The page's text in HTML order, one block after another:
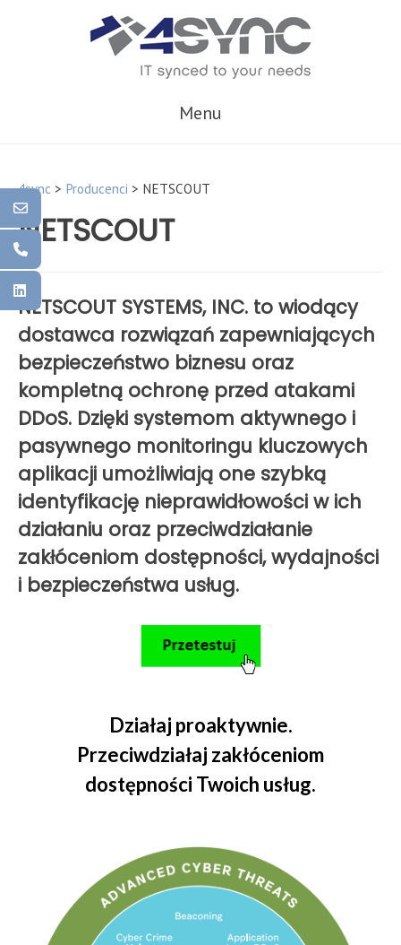
Menu
NETSCOUT
4sync > Producenci > NETSCOUT
NETSCOUT SYSTEMS, INC. to wiodący
dostawca rozwiązań zapewniających
bezpieczeństwo biznesu oraz
kompletną ochronę przed atakami
DDoS. Dzięki systemom aktywnego i
pasywnego monitoringu kluczowych
aplikacji umożliwiają one szybką
identyfikację nieprawidłowości w ich
działaniu oraz przeciwdziałanie
zakłóceniom dostępności, wydajności
i bezpieczeństwa usług.
proaktywnie.
zakłóceniom
Twoich usług.
Monitoruj
aplikacje.